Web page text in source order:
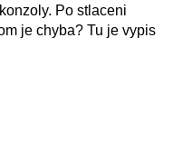
Po stlaceni
je chyba? Tu je vypis